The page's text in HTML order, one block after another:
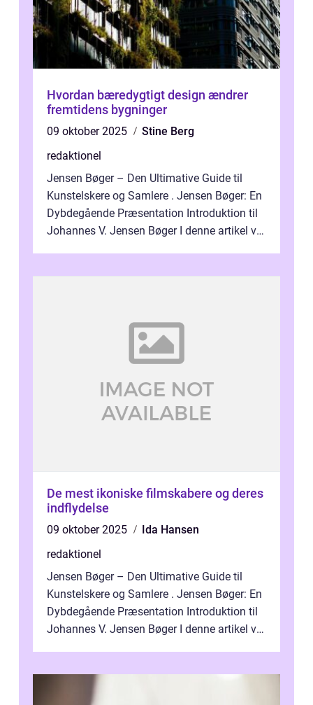
Hvordan bæredygtigt design ændrer
fremtidens bygninger
09 oktober 2025
Stine Berg
redaktionel
Jensen Bøger – Den Ultimative Guide til
Kunstelskere og Samlere . Jensen Bøger: En
Dybdegående Præsentation Introduktion til
Johannes V. Jensen Bøger I denne artikel vil
De mest ikoniske filmskabere og deres
indflydelse
09 oktober 2025
Ida Hansen
redaktionel
Jensen Bøger – Den Ultimative Guide til
Kunstelskere og Samlere . Jensen Bøger: En
Dybdegående Præsentation Introduktion til
Johannes V. Jensen Bøger I denne artikel vil